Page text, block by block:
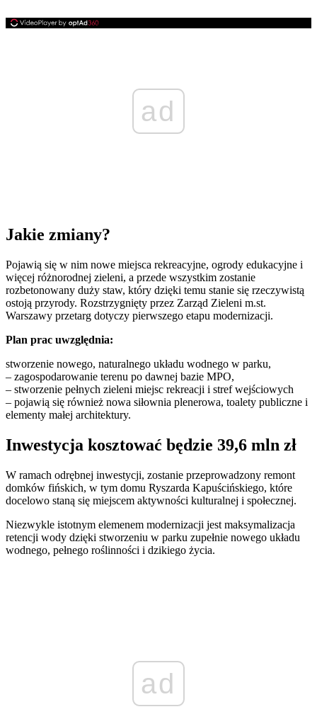
ad
Jakie zmiany?
Pojawią się w nim nowe miejsca rekreacyjne, ogrody edukacyjne i
więcej różnorodnej zieleni, a przede wszystkim zostanie
rozbetonowany duży staw, który dzięki temu stanie się rzeczywistą
ostoją przyrody. Rozstrzygnięty przez Zarząd Zieleni m.st.
Warszawy przetarg dotyczy pierwszego etapu modernizacji.
Plan prac uwzględnia:
stworzenie nowego, naturalnego układu wodnego w parku,
– zagospodarowanie terenu po dawnej bazie MPO,
– stworzenie pełnych zieleni miejsc rekreacji i stref wejściowych
– pojawią się również nowa siłownia plenerowa, toalety publiczne i
elementy małej architektury.
Inwestycja kosztować będzie 39,6 mln zł
W ramach odrębnej inwestycji, zostanie przeprowadzony remont
domków fińskich, w tym domu Ryszarda Kapuścińskiego, które
docelowo staną się miejscem aktywności kulturalnej i społecznej.
Niezwykle istotnym elemenem modernizacji jest maksymalizacja
retencji wody dzięki stworzeniu w parku zupełnie nowego układu
wodnego, pełnego roślinności i dzikiego życia.
ad